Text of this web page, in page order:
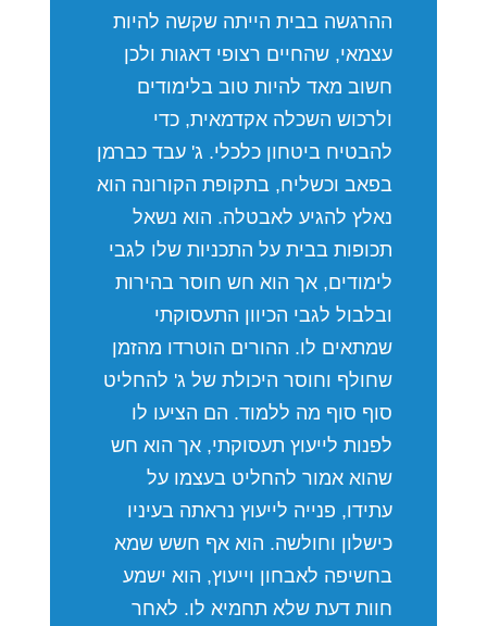
ההרגשה בבית הייתה שקשה להיות
עצמאי, שהחיים רצופי דאגות ולכן
חשוב מאד להיות טוב בלימודים
ולרכוש השכלה אקדמאית, כדי
להבטיח ביטחון כלכלי. ג' עבד כברמן
בפאב וכשליח, בתקופת הקורונה הוא
נאלץ להגיע לאבטלה. הוא נשאל
תכופות בבית על התכניות שלו לגבי
לימודים, אך הוא חש חוסר בהירות
ובלבול לגבי הכיוון התעסוקתי
שמתאים לו. ההורים הוטרדו מהזמן
שחולף וחוסר היכולת של ג' להחליט
סוף סוף מה ללמוד. הם הציעו לו
לפנות לייעוץ תעסוקתי, אך הוא חש
שהוא אמור להחליט בעצמו על
עתידו, פנייה לייעוץ נראתה בעיניו
כישלון וחולשה. הוא אף חשש שמא
בחשיפה לאבחון וייעוץ, הוא ישמע
חוות דעת שלא תחמיא לו. לאחר